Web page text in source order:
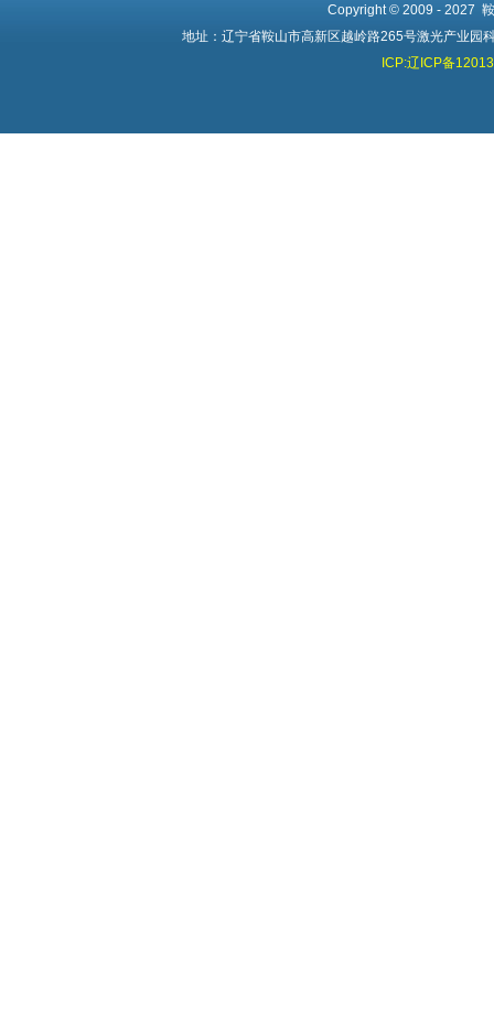
Copyright © 2009 - 2027
地址：辽宁省鞍山市高新区越岭路265号激光产
ICP:辽ICP备